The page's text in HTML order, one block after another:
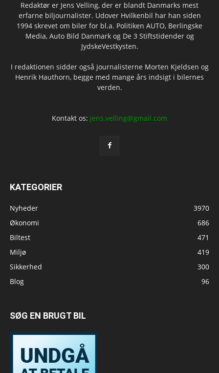
Redaktør er Jens Velling, der er blandt Danmarks mest
erfarne biljournalister. Udover Hvilkenbil har han siden
1994 skrevet om biler for bl.a. Politiken AUTO, Berlingske
Media, Auto Bild Danmark og De 3 Stiftstidender og
JydskeVestkysten.
I redaktionen sidder også journalisterne Morten Kjeldsen og
Henrik Hauthorn, begge med mange års indsigt i bilernes
verden.
Kontakt os: jens.velling@gmail.com
KATEGORIER
Nyheder
3970
Økonomi
686
Biltest
471
Miljø
419
Sikkerhed
300
Blog
96
SØG EN BRUGT BIL